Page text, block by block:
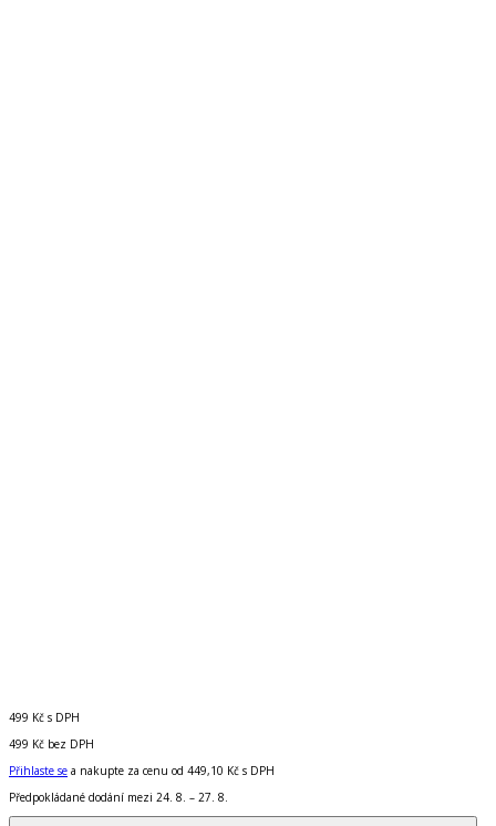
499 Kč s DPH
499 Kč bez DPH
Přihlaste se a nakupte za cenu od 449,10 Kč s DPH
Předpokládané dodání mezi 24. 8. – 27. 8.